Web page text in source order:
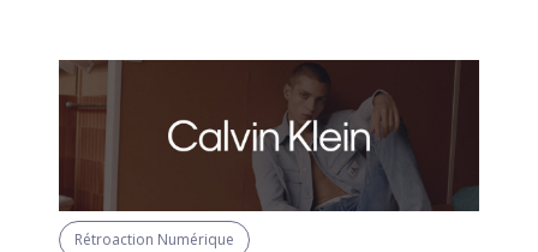
Rétroaction Numérique